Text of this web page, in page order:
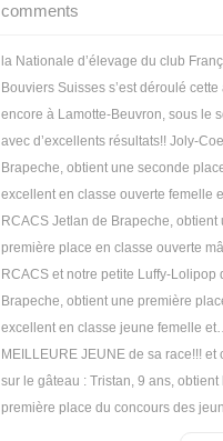
comments
la Nationale d’élevage du club
Bouviers Suisses s’est déroulé cette
encore à Lamotte-Beuvron, sous le
avec d’excellents résultats!! Joly-
Brapeche, obtient une seconde
excellent en classe ouverte femelle
RCACS Jetlan de Brapeche, obtient
première place en classe ouverte
RCACS et notre petite Luffy-Lolipop
Brapeche, obtient une première
excellent en classe jeune femelle
MEILLEURE JEUNE de sa race!!! et
sur le gâteau : Tristan, 9 ans, obtient
première place du concours des